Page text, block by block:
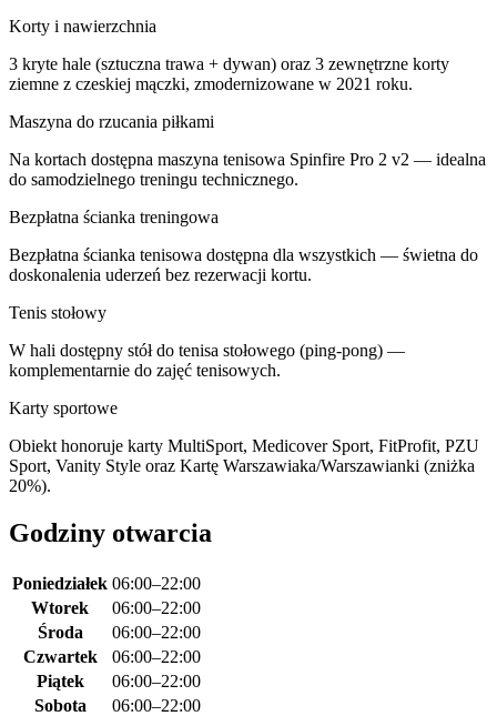
Korty i nawierzchnia
3 kryte hale (sztuczna trawa + dywan) oraz 3 zewnętrzne korty
ziemne z czeskiej mączki, zmodernizowane w 2021 roku.
Maszyna do rzucania piłkami
Na kortach dostępna maszyna tenisowa Spinfire Pro 2 v2 — idealna
do samodzielnego treningu technicznego.
Bezpłatna ścianka treningowa
Bezpłatna ścianka tenisowa dostępna dla wszystkich — świetna do
doskonalenia uderzeń bez rezerwacji kortu.
Tenis stołowy
W hali dostępny stół do tenisa stołowego (ping-pong) —
komplementarnie do zajęć tenisowych.
Karty sportowe
Obiekt honoruje karty MultiSport, Medicover Sport, FitProfit, PZU
Sport, Vanity Style oraz Kartę Warszawiaka/Warszawianki (zniżka
20%).
Godziny otwarcia
Poniedziałek 06:00–22:00
Wtorek
06:00–22:00
Środa
06:00–22:00
Czwartek
06:00–22:00
Piątek
06:00–22:00
Sobota
06:00–22:00